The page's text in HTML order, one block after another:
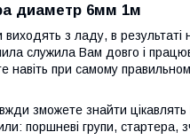
диаметр 6мм 1м
виходять з ладу, в
служила Вам довго і
при самому
зможете знайти цікавлять
поршневі групи, стартера,